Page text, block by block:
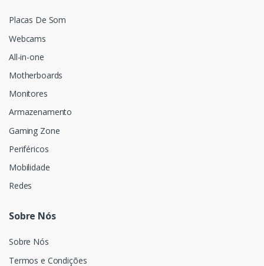
Placas De Som
Webcams
All-in-one
Motherboards
Monitores
Armazenamento
Gaming Zone
Periféricos
Mobilidade
Redes
Sobre Nós
Sobre Nós
Termos e Condições